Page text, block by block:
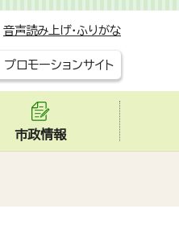
音声読み上げ・ふりがな
プロモーションサイト
市政情報